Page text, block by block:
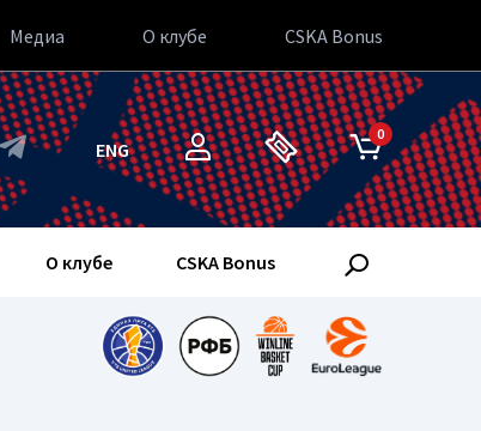
Медиа О клубе CSKA Bonus
ENG
0
О клубе CSKA Bonus